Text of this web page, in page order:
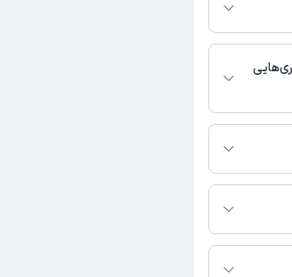
پزشکی و
و زایمان فعالیت
بگیرید.
محبوبی به شرح